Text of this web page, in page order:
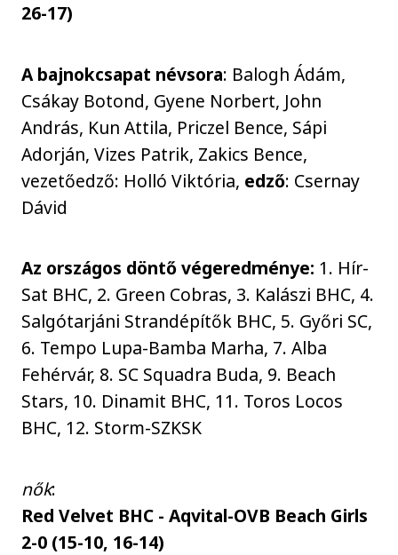
26-17)
A bajnokcsapat névsora: Balogh Ádám,
Csákay Botond, Gyene Norbert, John
András, Kun Attila, Priczel Bence, Sápi
Adorján, Vizes Patrik, Zakics Bence,
vezetőedző: Holló Viktória, edző: Csernay
Dávid
Az országos döntő végeredménye: 1. Hír-
Sat BHC, 2. Green Cobras, 3. Kalászi BHC, 4.
Salgótarjáni Strandépítők BHC, 5. Győri SC,
6. Tempo Lupa-Bamba Marha, 7. Alba
Fehérvár, 8. SC Squadra Buda, 9. Beach
Stars, 10. Dinamit BHC, 11. Toros Locos
BHC, 12. Storm-SZKSK
nők:
Red Velvet BHC - Aqvital-OVB Beach Girls
2-0 (15-10, 16-14)